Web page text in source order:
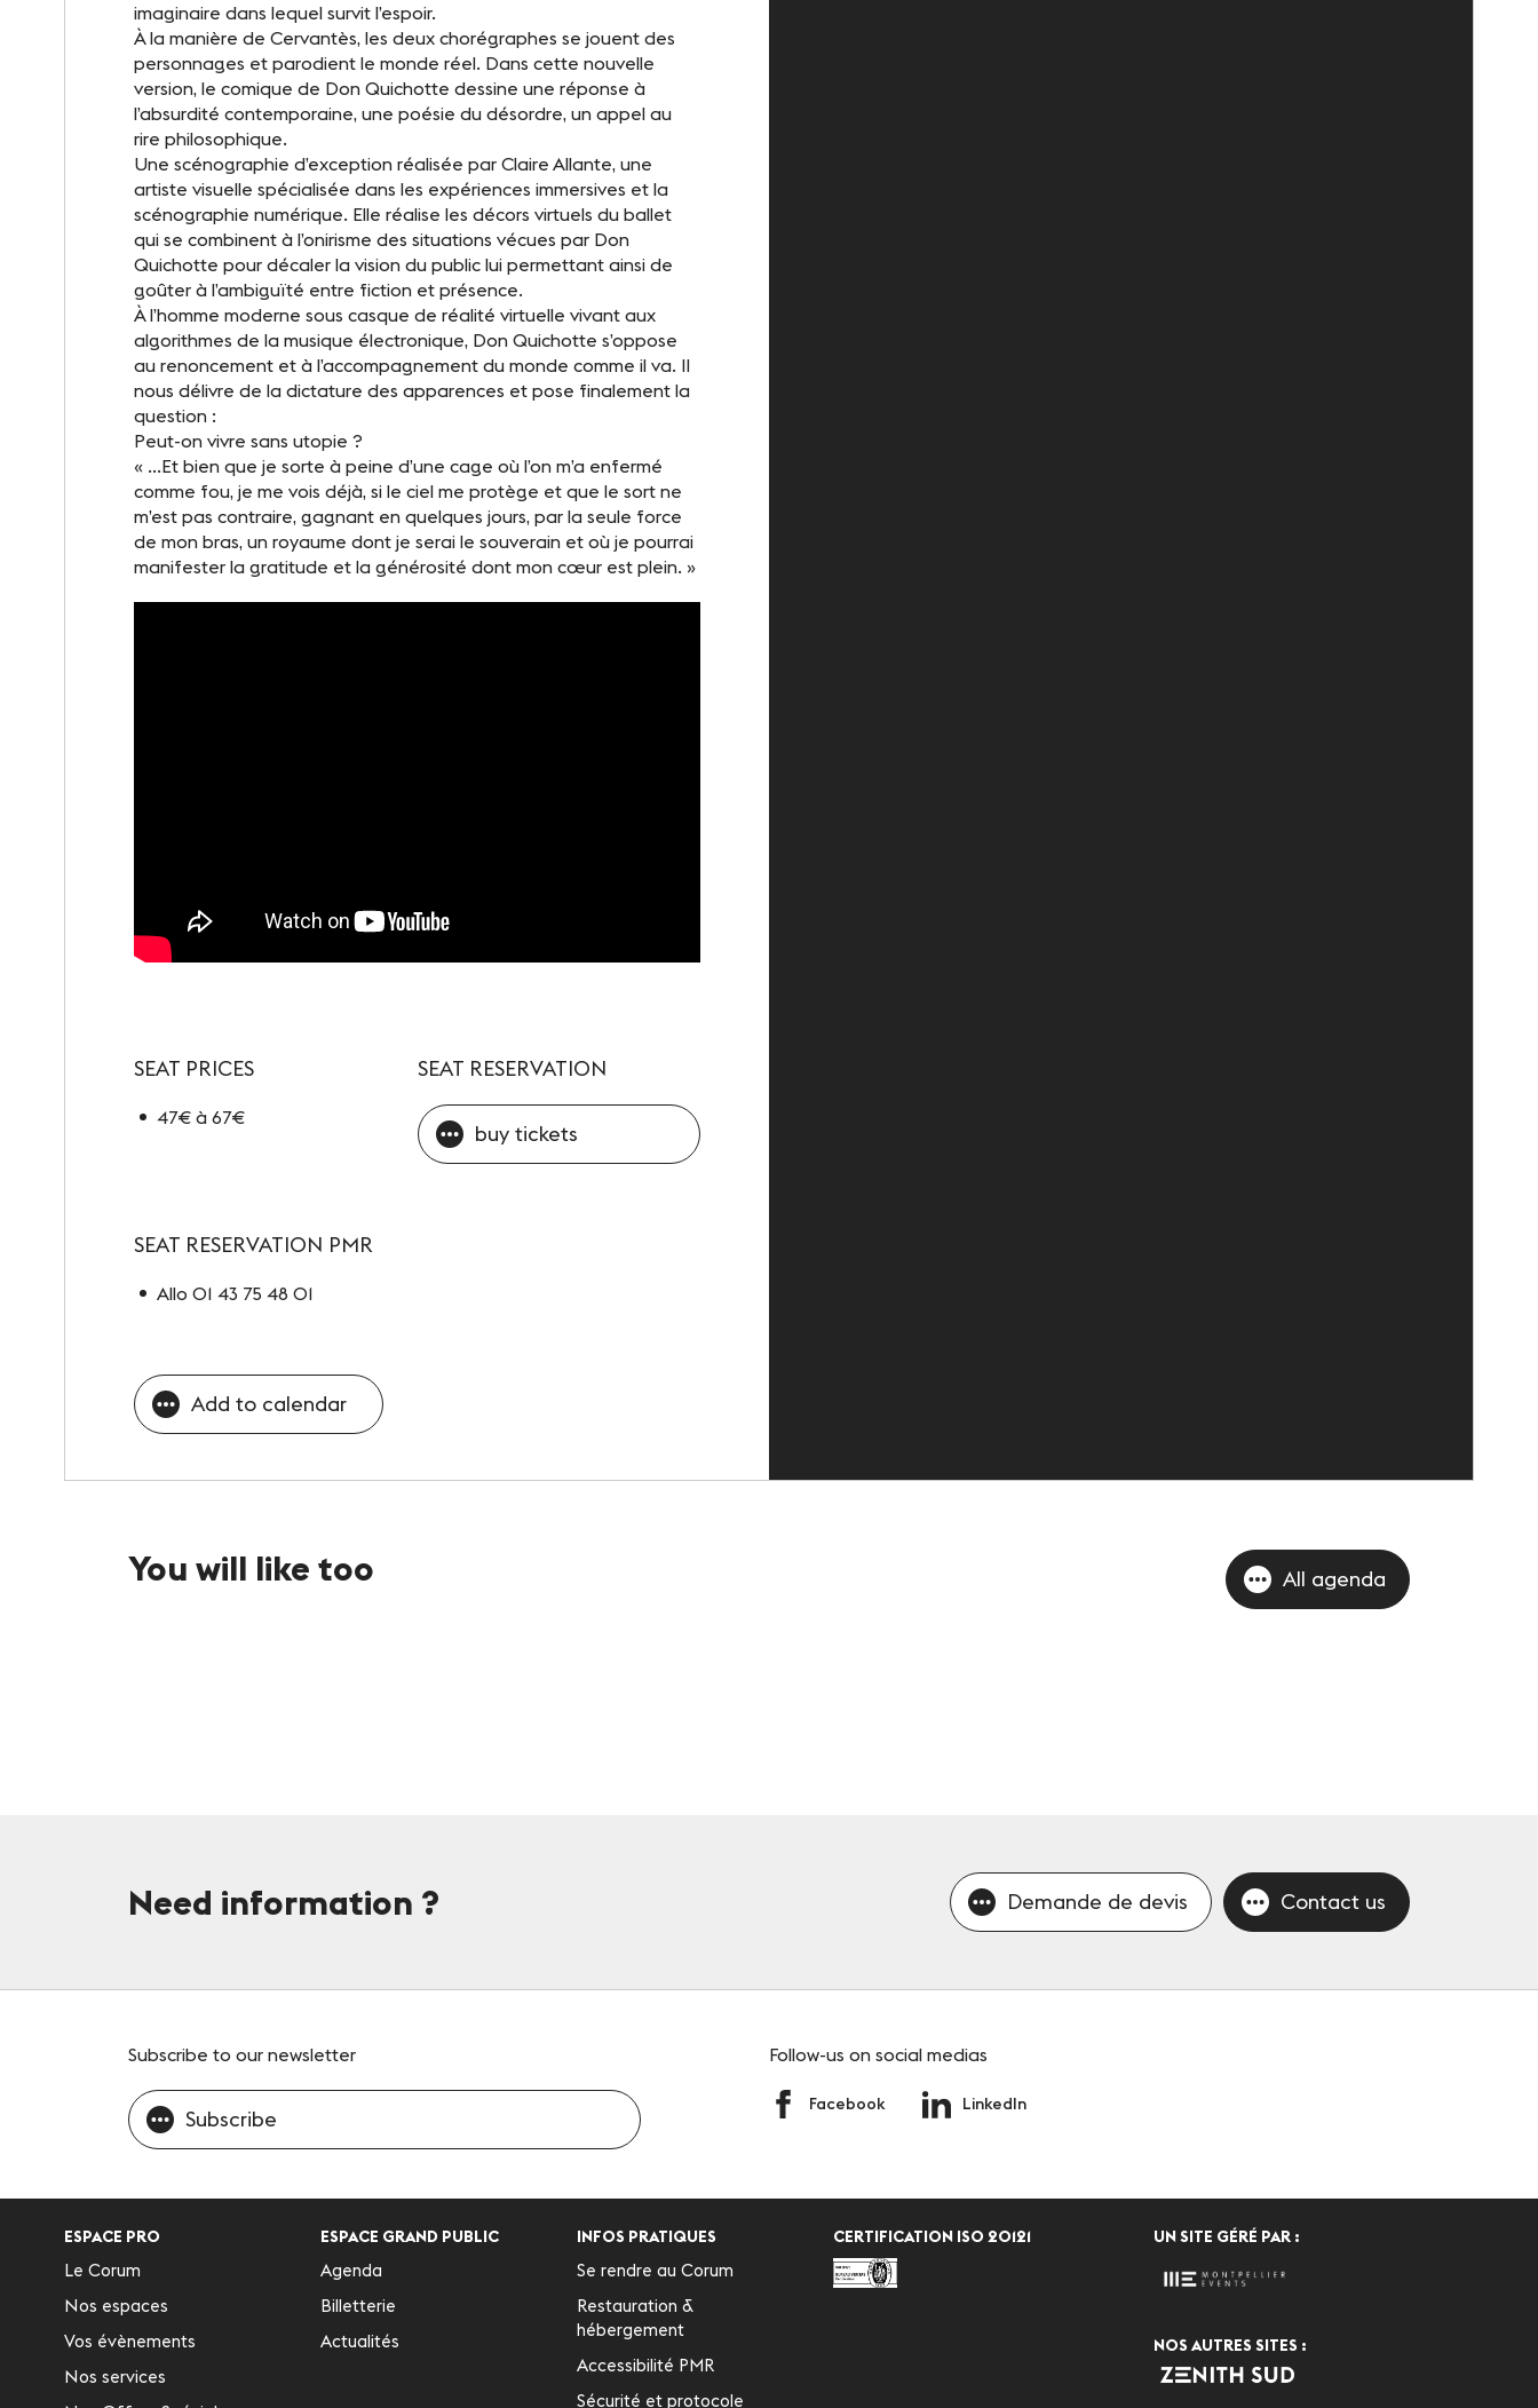
imaginaire dans lequel survit l’espoir.
À la manière de Cervantès, les deux chorégraphes se jouent des
personnages et parodient le monde réel. Dans cette nouvelle
version, le comique de Don Quichotte dessine une réponse à
l’absurdité contemporaine, une poésie du désordre, un appel au
rire philosophique.
Une scénographie d’exception réalisée par Claire Allante, une
artiste visuelle spécialisée dans les expériences immersives et la
scénographie numérique. Elle réalise les décors virtuels du ballet
qui se combinent à l’onirisme des situations vécues par Don
Quichotte pour décaler la vision du public lui permettant ainsi de
goûter à l’ambiguïté entre fiction et présence.
À l’homme moderne sous casque de réalité virtuelle vivant aux
algorithmes de la musique électronique, Don Quichotte s’oppose
au renoncement et à l’accompagnement du monde comme il va. Il
nous délivre de la dictature des apparences et pose finalement la
question :
Peut-on vivre sans utopie ?
« …Et bien que je sorte à peine d’une cage où l’on m’a enfermé
comme fou, je me vois déjà, si le ciel me protège et que le sort ne
m’est pas contraire, gagnant en quelques jours, par la seule force
de mon bras, un royaume dont je serai le souverain et où je pourrai
manifester la gratitude et la générosité dont mon cœur est plein. »
SEAT PRICES
47€ à 67€
SEAT RESERVATION
buy tickets
SEAT RESERVATION PMR
Allo 01 43 75 48 01
Add to calendar
You will like too All agenda
Need information ? Demande de devis Contact us
Subscribe to our newsletter
Subscribe
Follow-us on social medias
Facebook LinkedIn
ESPACE PRO
Le Corum
Nos espaces
Vos évènements
Nos services
ESPACE GRAND PUBLIC
Agenda
Billetterie
Actualités
INFOS PRATIQUES
Se rendre au Corum
Restauration &
hébergement
Accessibilité PMR
Sécurité et protocole
CERTIFICATION ISO 20121 UN SITE GÉRÉ PAR :
NOS AUTRES SITES :